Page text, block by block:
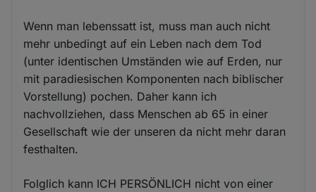
Wenn man lebenssatt ist, muss man auch nicht
mehr unbedingt auf ein Leben nach dem Tod
(unter identischen Umständen wie auf Erden, nur
mit paradiesischen Komponenten nach biblischer
Vorstellung) pochen. Daher kann ich
nachvollziehen, dass Menschen ab 65 in einer
Gesellschaft wie der unseren da nicht mehr daran
festhalten.
Folglich kann ICH PERSÖNLICH nicht von einer